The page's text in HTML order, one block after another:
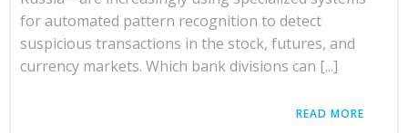
for automated pattern recognition to detect
suspicious transactions in the stock, futures, and
currency markets. Which bank divisions can [...]
READ MORE